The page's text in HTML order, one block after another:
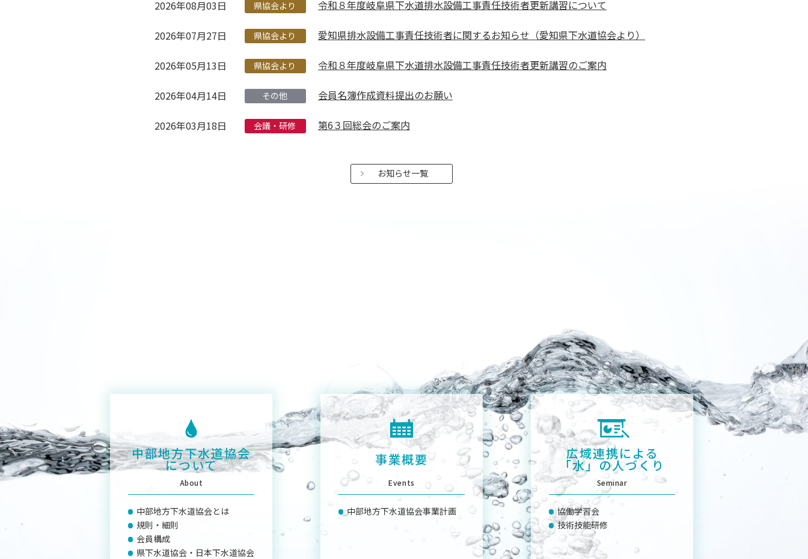
2026年08月03日 県協会より 令和８年度岐阜県下水道排水設備工事責任技術者更新講習について
2026年07月27日 県協会より 愛知県排水設備工事責任技術者に関するお知らせ（愛知県下水道協会より）
2026年05月13日 県協会より 令和８年度岐阜県下水道排水設備工事責任技術者更新講習のご案内
2026年04月14日 その他 会員名簿作成資料提出のお願い
2026年03月18日 会議・研修 第6３回総会のご案内
お知らせ一覧
中部地方下水道協会
について
About
中部地方下水道協会とは
規則・細則
会員構成
県下水道協会・日本下水道協会
事業概要
Events
中部地方下水道協会事業計画
広域連携による
「水」の人づくり
Seminar
協働学習会
技術技能研修